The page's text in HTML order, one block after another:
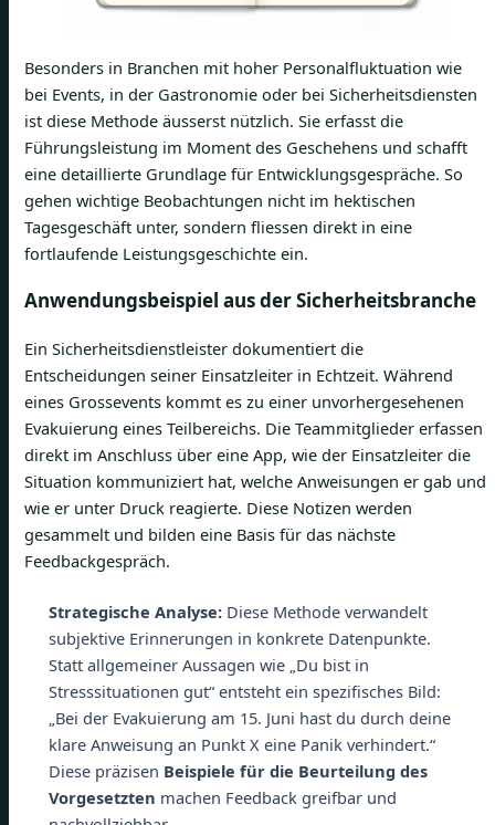
Besonders in Branchen mit hoher Personalfluktuation wie
bei Events, in der Gastronomie oder bei Sicherheitsdiensten
ist diese Methode äusserst nützlich. Sie erfasst die
Führungsleistung im Moment des Geschehens und schafft
eine detaillierte Grundlage für Entwicklungsgespräche. So
gehen wichtige Beobachtungen nicht im hektischen
Tagesgeschäft unter, sondern fliessen direkt in eine
fortlaufende Leistungsgeschichte ein.
Anwendungsbeispiel aus der Sicherheitsbranche
Ein Sicherheitsdienstleister dokumentiert die
Entscheidungen seiner Einsatzleiter in Echtzeit. Während
eines Grossevents kommt es zu einer unvorhergesehenen
Evakuierung eines Teilbereichs. Die Teammitglieder erfassen
direkt im Anschluss über eine App, wie der Einsatzleiter die
Situation kommuniziert hat, welche Anweisungen er gab und
wie er unter Druck reagierte. Diese Notizen werden
gesammelt und bilden eine Basis für das nächste
Feedbackgespräch.
Strategische Analyse:Diese Methode verwandelt
subjektive Erinnerungen in konkrete Datenpunkte.
Statt allgemeiner Aussagen wie „Du bist in
Stresssituationen gut“ entsteht ein spezifisches Bild:
„Bei der Evakuierung am 15. Juni hast du durch deine
klare Anweisung an Punkt X eine Panik verhindert.“
Diese präzisen Beispiele für die Beurteilung des
Vorgesetzten machen Feedback greifbar und